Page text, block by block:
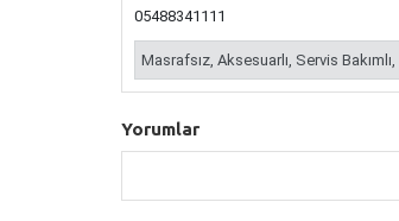
05488341111
Masrafsız, Aksesuarlı, Servis
Yorumlar